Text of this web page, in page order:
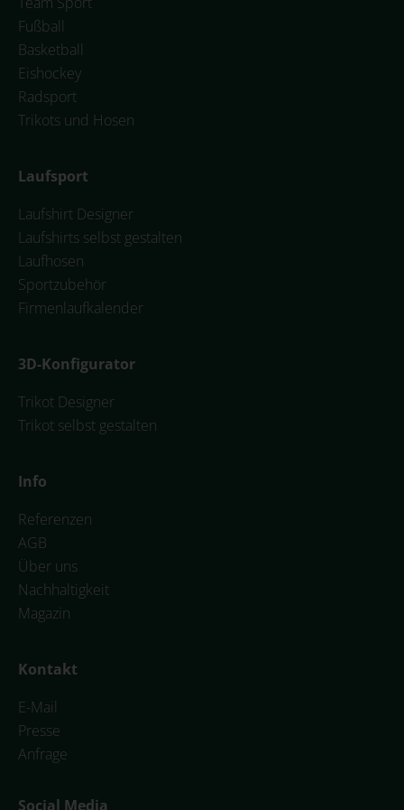
Fußball
Basketball
Eishockey
Radsport
Trikots und Hosen
Laufsport
Laufshirt Designer
Laufshirts selbst gestalten
Laufhosen
Sportzubehör
Firmenlaufkalender
3D-Konfigurator
Trikot Designer
Trikot selbst gestalten
Info
Referenzen
AGB
Über uns
Nachhaltigkeit
Magazin
Kontakt
E-Mail
Presse
Anfrage
Social Media